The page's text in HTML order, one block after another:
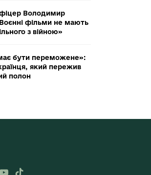
Володимир
фільми не мають
з війною»
бути переможене»:
який пережив
полон